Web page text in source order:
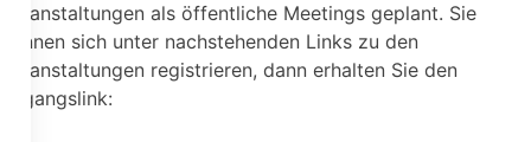
Veranstaltungen als öffentliche Meetings geplant. Sie
können sich unter nachstehenden Links zu den
Veranstaltungen registrieren, dann erhalten Sie den
Zugangslink: